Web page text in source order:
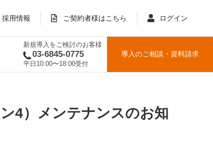
採用情報 ご契約者様はこちら ログイン
新規導入をご検討のお客様
03-6845-0775
平日10:00〜18:00受付
導入のご相談 ・ 資料請求
4）メンテナンスのお知